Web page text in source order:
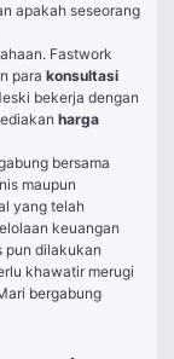
apakah seseorang
Fastwork
para konsultasi
bekerja dengan
harga
bersama
maupun
yang telah
keuangan
pun dilakukan
khawatir merugi
bergabung